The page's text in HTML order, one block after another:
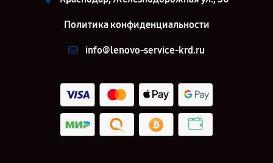
Политика конфиденциальности
info@lenovo-service-krd.ru